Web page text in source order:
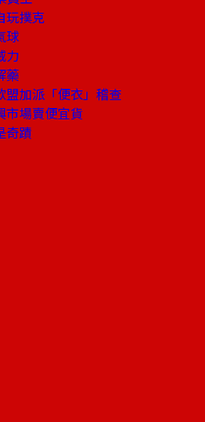
撲克
球
力
藥
加派「便衣」稽查
場賣便宜貨
奇蹟